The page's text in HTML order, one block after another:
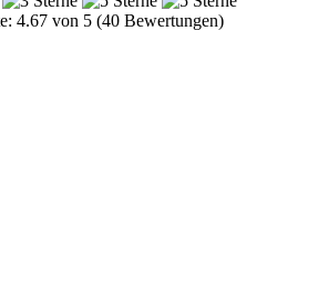
4.67 von 5 (40 Bewertungen)